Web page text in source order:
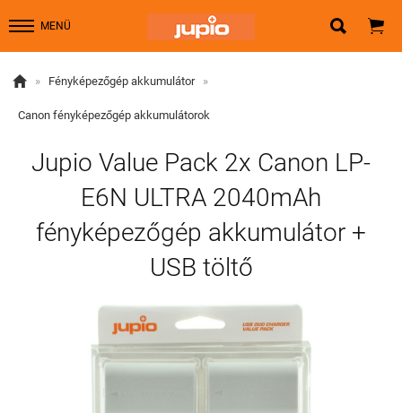
MENÜ  
 » Fényképezőgép akkumulátor »
Canon fényképezőgép akkumulátorok
Jupio Value Pack 2x Canon LP-
E6N ULTRA 2040mAh
fényképezőgép akkumulátor +
USB töltő